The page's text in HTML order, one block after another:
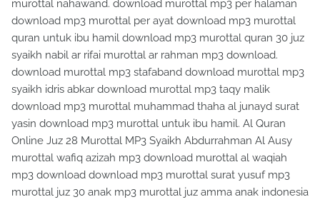
murottal nahawand. download murottal mp3 per halaman
download mp3 murottal per ayat download mp3 murottal
quran untuk ibu hamil download mp3 murottal quran 30 juz
syaikh nabil ar rifai murottal ar rahman mp3 download.
download murottal mp3 stafaband download murottal mp3
syaikh idris abkar download murottal mp3 taqy malik
download mp3 murottal muhammad thaha al junayd surat
yasin download mp3 murottal untuk ibu hamil. Al Quran
Online Juz 28 Murottal MP3 Syaikh Abdurrahman Al Ausy
murottal wafiq azizah mp3 download murottal al waqiah
mp3 download download mp3 murottal surat yusuf mp3
murottal juz 30 anak mp3 murottal juz amma anak indonesia